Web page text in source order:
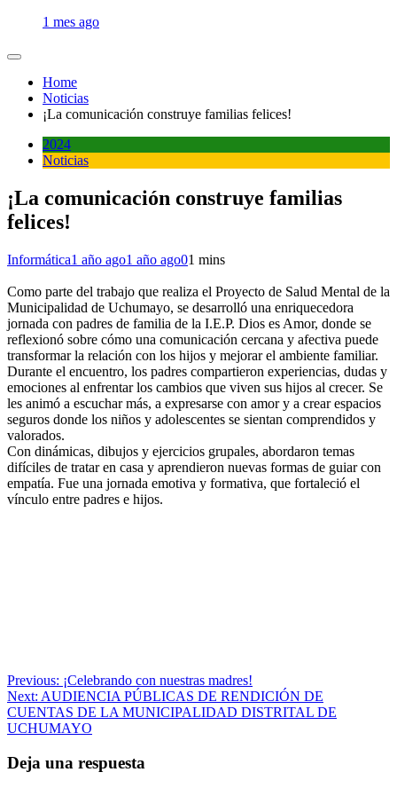
1 mes ago
Home
Noticias
¡La comunicación construye familias felices!
2024
Noticias
¡La comunicación construye familias
felices!
Informática1 año ago1 año ago01 mins
Como parte del trabajo que realiza el Proyecto de Salud Mental de la
Municipalidad de Uchumayo, se desarrolló una enriquecedora
jornada con padres de familia de la I.E.P. Dios es Amor, donde se
reflexionó sobre cómo una comunicación cercana y afectiva puede
transformar la relación con los hijos y mejorar el ambiente familiar.
Durante el encuentro, los padres compartieron experiencias, dudas y
emociones al enfrentar los cambios que viven sus hijos al crecer. Se
les animó a escuchar más, a expresarse con amor y a crear espacios
seguros donde los niños y adolescentes se sientan comprendidos y
valorados.
Con dinámicas, dibujos y ejercicios grupales, abordaron temas
difíciles de tratar en casa y aprendieron nuevas formas de guiar con
empatía. Fue una jornada emotiva y formativa, que fortaleció el
vínculo entre padres e hijos.
Navegación
de
entradas
Previous: ¡Celebrando con nuestras madres!
Next: AUDIENCIA PÚBLICAS DE RENDICIÓN DE
CUENTAS DE LA MUNICIPALIDAD DISTRITAL DE
UCHUMAYO
Deja una respuesta